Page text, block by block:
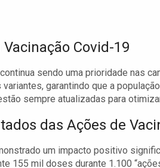
Covid-19
sendo uma prioridade nas
garantindo que a
sempre atualizadas para
das Ações de
um impacto positivo
155 mil doses durante 1.100